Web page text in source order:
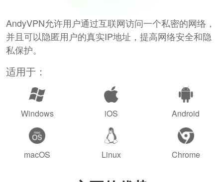
AndyVPN允许用户通过互联网访问一个私密的网络，
并且可以隐匿用户的真实IP地址，提高网络安全和隐
私保护。
适用于：
Windows iOS Android
macOS Linux Chrome